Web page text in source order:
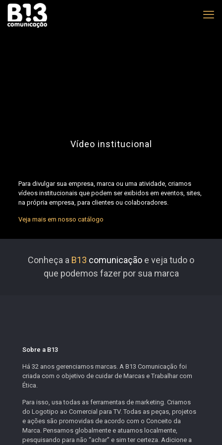
Vídeo institucional
Para divulgar sua empresa, marca ou uma atividade, criamos
vídeos institucionais que podem ser exibidos em eventos, sites,
na própria empresa, para clientes ou colaboradores.
Veja mais em nosso catálogo
Conheça a B13 comunicação e veja tudo o
que podemos fazer por sua marca
Sobre a B13
Há 32 anos gerenciamos marcas. A B13 Comunicação foi
criada com o objetivo de cuidar de Marcas e Trabalhar com
Ética.
Para isso, usa todas as ferramentas de marketing. Criamos
do Logotipo ao Comercial para TV. Todas as peças, projetos
e ações são promovidas de acordo com o Conceito da
Marca. Pensamos globalmente e atuamos localmente,
pesquisando para não “achar” e sim ter certeza. Adicione a